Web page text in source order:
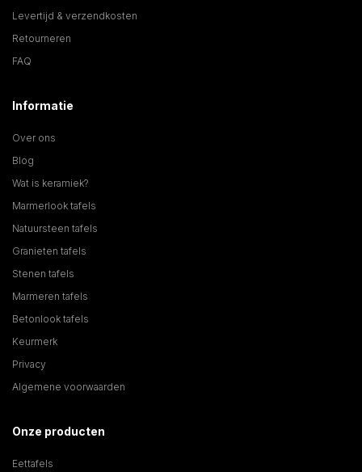
Levertijd & verzendkosten
Retourneren
FAQ
Informatie
Over ons
Blog
Wat is keramiek?
Marmerlook tafels
Natuursteen tafels
Granieten tafels
Stenen tafels
Marmeren tafels
Betonlook tafels
Keurmerk
Privacy
Algemene voorwaarden
Onze producten
Eettafels